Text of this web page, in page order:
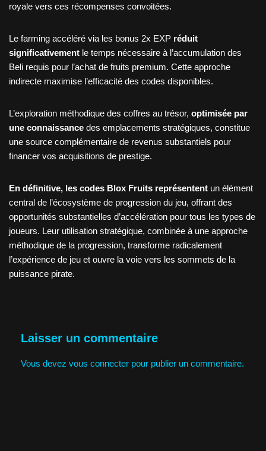
royale vers ces récompenses convoitées.
Le farming accéléré via les bonus 2x EXP réduit
significativement le temps nécessaire à l’accumulation des
Beli requis pour l’achat de fruits premium. Cette approche
indirecte maximise l’efficacité des codes disponibles.
L’exploration méthodique des coffres au trésor, optimisée par
une connaissance des emplacements stratégiques, constitue
une source complémentaire de revenus substantiels pour
financer vos acquisitions de prestige.
En définitive, les codes Blox Fruits représentent un élément
central de l’écosystème de progression du jeu, offrant des
opportunités substantielles d’accélération pour tous les types de
joueurs. Leur utilisation stratégique, combinée à une approche
méthodique de la progression, transforme radicalement
l’expérience de jeu et ouvre la voie vers les sommets de la
puissance pirate.
Laisser un commentaire
Vous devez vous connecter pour publier un commentaire.